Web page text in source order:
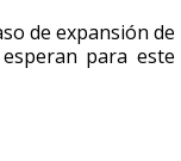
de expansión de
para este